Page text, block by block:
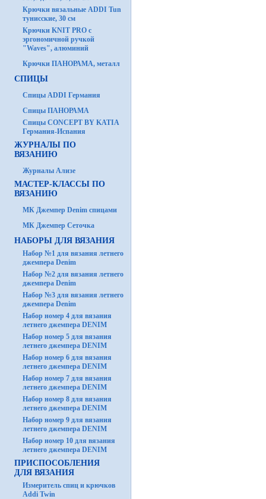
Крючки вязальные ADDI Tun
тунисские, 30 см
Крючки KNIT PRO с
эргономичной ручкой
"Waves", алюминий
Крючки ПАНОРАМА, металл
СПИЦЫ
Спицы ADDI Германия
Спицы ПАНОРАМА
Спицы CONCEPT BY KATIA
Германия-Испания
ЖУРНАЛЫ ПО
ВЯЗАНИЮ
Журналы Ализе
МАСТЕР-КЛАССЫ ПО
ВЯЗАНИЮ
МК Джемпер Denim спицами
МК Джемпер Сеточка
НАБОРЫ ДЛЯ ВЯЗАНИЯ
Набор №1 для вязания летнего
джемпера Denim
Набор №2 для вязания летнего
джемпера Denim
Набор №3 для вязания летнего
джемпера Denim
Набор номер 4 для вязания
летнего джемпера DENIM
Набор номер 5 для вязания
летнего джемпера DENIM
Набор номер 6 для вязания
летнего джемпера DENIM
Набор номер 7 для вязания
летнего джемпера DENIM
Набор номер 8 для вязания
летнего джемпера DENIM
Набор номер 9 для вязания
летнего джемпера DENIM
Набор номер 10 для вязания
летнего джемпера DENIM
ПРИСПОСОБЛЕНИЯ
ДЛЯ ВЯЗАНИЯ
Измеритель спиц и крючков
Addi Twin